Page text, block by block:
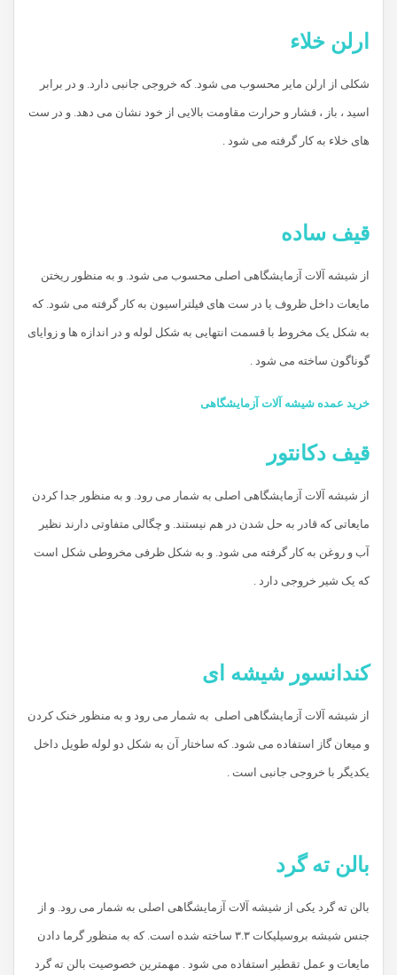
ارلن خلاء
شکلی از ارلن مایر محسوب می شود. که خروجی جانبی دارد. و در برابر
اسید ، باز ، فشار و حرارت مقاومت بالایی از خود نشان می دهد. و در ست
های خلاء به کار گرفته می شود .
قیف ساده
از شیشه آلات آزمایشگاهی اصلی محسوب می شود. و به منظور ریختن
مایعات داخل ظروف یا در ست های فیلتراسیون به کار گرفته می شود. که
به شکل یک مخروط با قسمت انتهایی به شکل لوله و در اندازه ها و زوایای
گوناگون ساخته می شود .
خرید عمده شیشه آلات آزمایشگاهی
قیف دکانتور
از شیشه آلات آزمایشگاهی اصلی به شمار می رود. و به منظور جدا کردن
مایعاتی که قادر به حل شدن در هم نیستند. و چگالی متفاوتی دارند نظیر
آب و روغن به کار گرفته می شود. و به شکل ظرفی مخروطی شکل است
که یک شیر خروجی دارد .
کندانسور شیشه ای
از شیشه آلات آزمایشگاهی اصلی به شمار می رود و به منظور خنک کردن
و میعان گاز استفاده می شود. که ساختار آن به شکل دو لوله طویل داخل
یکدیگر با خروجی جانبی است .
بالن ته گرد
بالن ته گرد یکی از شیشه آلات آزمایشگاهی اصلی به شمار می رود. و از
جنس شیشه بروسیلیکات ۳.۳ ساخته شده است. که به منظور گرما دادن
مایعات و عمل تقطیر استفاده می شود . مهمترین خصوصیت بالن ته گرد